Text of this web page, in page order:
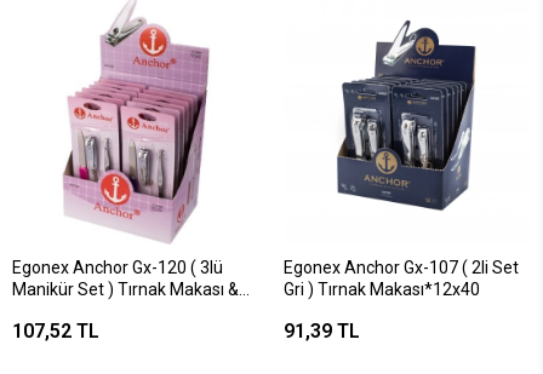
Egonex Anchor Gx-120 ( 3lü
Manikür Set ) Tırnak Makası &
107,52 TL
Egonex Anchor Gx-107 ( 2li Set
Gri ) Tırnak Makası*12x40
91,39 TL